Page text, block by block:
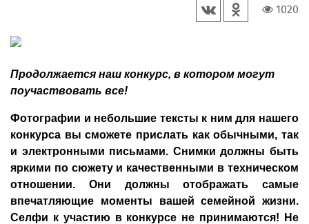
1020
Продолжается наш конкурс, в котором могут
поучаствовать все!
Фотографии и небольшие тексты к ним для нашего
конкурса вы сможете прислать как обычными, так
и электронными письмами. Снимки должны быть
яркими по сюжету и качественными в техническом
отношении. Они должны отображать самые
впечатляющие моменты вашей семейной жизни.
Селфи к участию в конкурсе не принимаются! Не